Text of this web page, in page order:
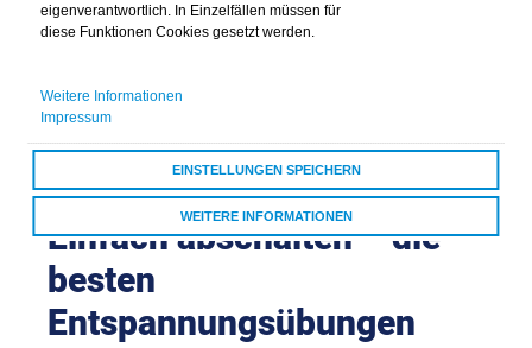
eigenverantwortlich. In Einzelfällen müssen für
diese Funktionen Cookies gesetzt werden.
Weitere Informationen
Impressum
EINSTELLUNGEN SPEICHERN
WEITERE INFORMATIONEN
Einfach abschalten – die
besten
Entspannungsübungen